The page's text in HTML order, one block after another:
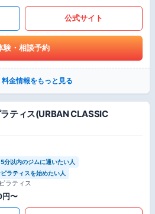
公式サイト
験・相談予約
金情報をもっと見る
ティス(URBAN CLASSIC
分以内のジムに通いたい人
ラティスを始めたい人
ラティス
〜